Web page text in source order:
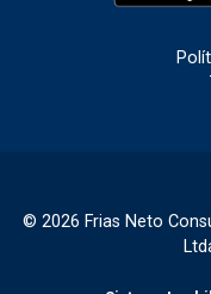
© 2026 Frias Neto